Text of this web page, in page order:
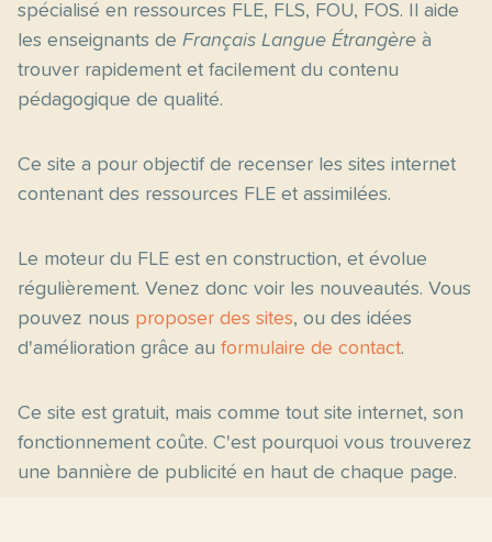
spécialisé en ressources FLE, FLS, FOU, FOS. Il aide
les enseignants de Français Langue Étrangère à
trouver rapidement et facilement du contenu
pédagogique de qualité.
Ce site a pour objectif de recenser les sites internet
contenant des ressources FLE et assimilées.
Le moteur du FLE est en construction, et évolue
régulièrement. Venez donc voir les nouveautés. Vous
pouvez nous proposer des sites, ou des idées
d'amélioration grâce au formulaire de contact.
Ce site est gratuit, mais comme tout site internet, son
fonctionnement coûte. C'est pourquoi vous trouverez
une bannière de publicité en haut de chaque page.